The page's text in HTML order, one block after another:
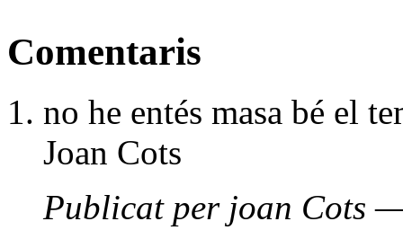
Comentaris
no he entés masa bé el
Joan Cots
Publicat per joan Cots